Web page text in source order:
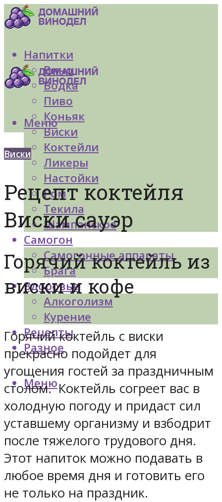
Напитки
Вино
Водка
Пиво
Коньяк
Виски
Коктейли
Ликеры
Настойки
Ром
Текила
Шампанское
Самогон
Самогонные аппараты
Брага
Здоровье
Алкоголизм
Курение
Рецепты
Разное
Меню
Меню
Виски
Рецепт коктейля
Виски сауэр
Горячий коктейль из
виски и кофе
Горячий коктейль с виски
прекрасно подойдет для
угощения гостей за праздничным
столом. Коктейль согреет вас в
холодную погоду и придаст сил
уставшему организму и взбодрит
после тяжелого трудового дня.
Этот напиток можно подавать в
любое время дня и готовить его
не только на праздник.